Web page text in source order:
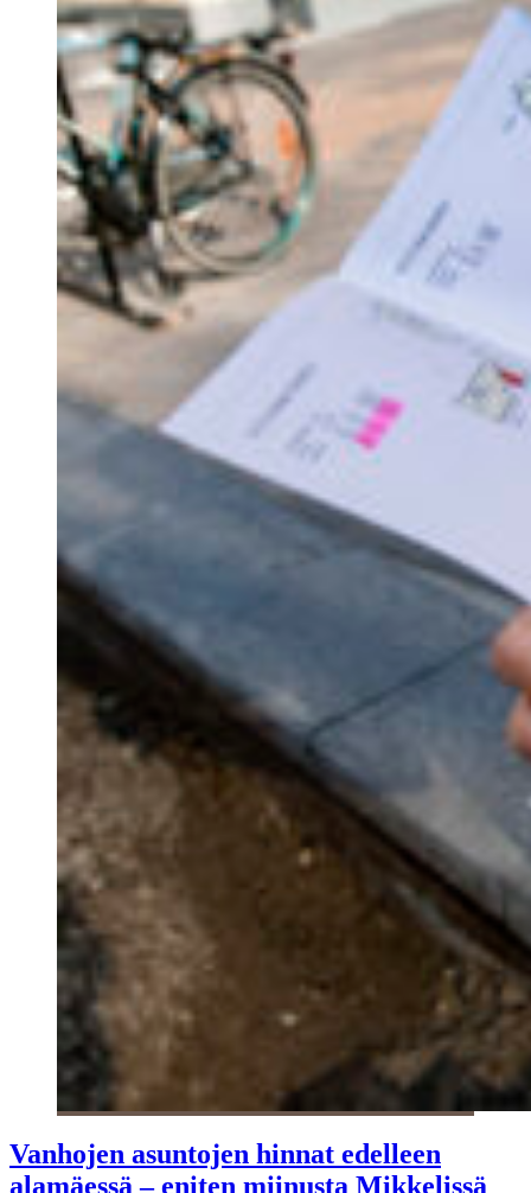
Vanhojen asuntojen hinnat edelleen
alamäessä – eniten miinusta Mikkelissä